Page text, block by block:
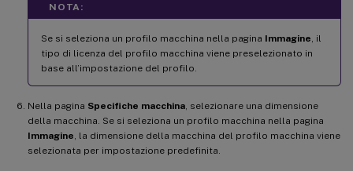
NOTA:
Se si seleziona un profilo macchina nella pagina Immagine , il
tipo di licenza del profilo macchina viene preselezionato in
base all’impostazione del profilo.
Nella pagina Specifiche macchina , selezionare una dimensione
della macchina. Se si seleziona un profilo macchina nella pagina
Immagine , la dimensione della macchina del profilo macchina viene
selezionata per impostazione predefinita.